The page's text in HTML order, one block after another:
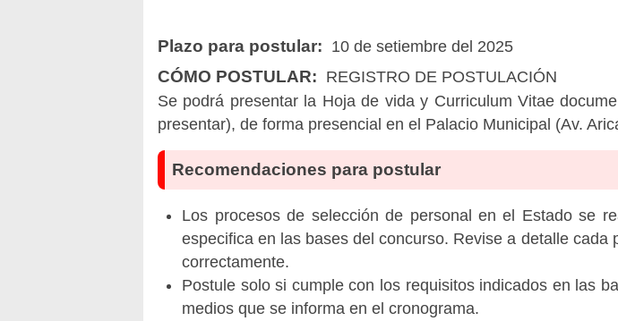
Plazo para postular: 10 de setiembre del 2025
CÓMO POSTULAR: REGISTRO DE POSTULACIÓN
Se podrá presentar la Hoja de vida y Curriculum Vitae
presentar), de forma presencial en el Palacio Municipal (Av.
Recomendaciones para postular
Los procesos de selección de personal en el Estado se
especifica en las bases del concurso. Revise a detalle
correctamente.
Postule solo si cumple con los requisitos indicados en las
medios que se informa en el cronograma.